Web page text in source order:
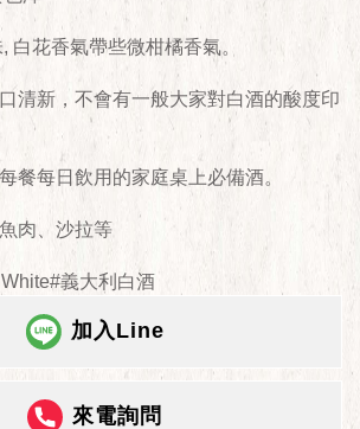
白花香氣帶些微柑橘香氣。
清新，不會有一般大家對白酒的酸度印
餐每日飲用的家庭桌上必備酒。
肉、沙拉等
義大利白酒
加入Line
來電詢問